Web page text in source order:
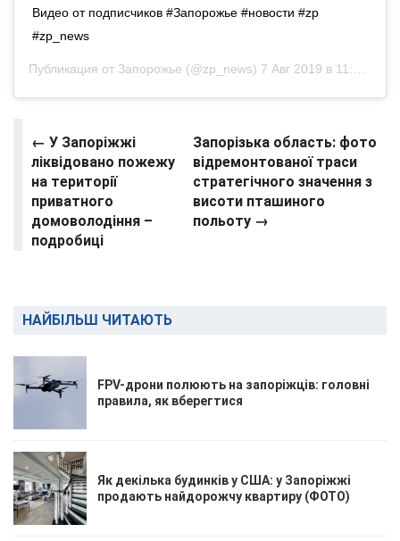
Видео от подписчиков #Запорожье #новости #zp
#zp_news
Публикация от Запорожье (@zp_news) 7 Авг 2019 в 11:51 PDT
← У Запоріжжі
ліквідовано пожежу
на території
приватного
домоволодіння –
подробиці
Запорізька область: фото
відремонтованої траси
стратегічного значення з
висоти пташиного
польоту →
НАЙБІЛЬШ ЧИТАЮТЬ
FPV-дрони полюють на запоріжців: головні
правила, як вберегтися
Як декілька будинків у США: у Запоріжжі
продають найдорожчу квартиру (ФОТО)